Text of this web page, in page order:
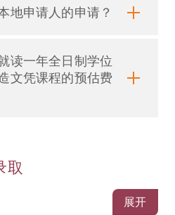
地申请人的申请？
读一年全日制学位
文凭课程的预估费
取
展开